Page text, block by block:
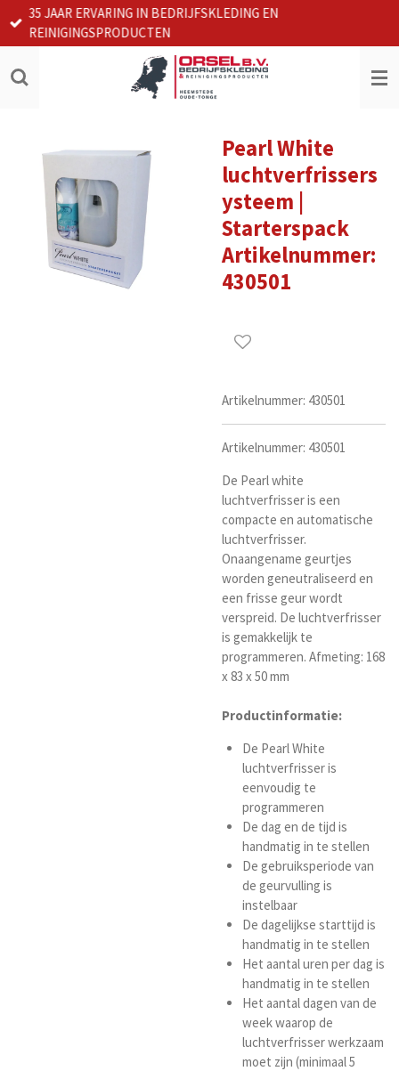
Ga
direct
de
35 JAAR ERVARING IN BEDRIJFSKLEDING EN
REINIGINGSPRODUCTEN
Pearl White
luchtverfrissers
ysteem |
Starterspack
Artikelnummer:
430501
Artikelnummer: 430501
Artikelnummer: 430501
De Pearl white
luchtverfrisser is een
compacte en automatische
luchtverfrisser.
Onaangename geurtjes
worden geneutraliseerd en
een frisse geur wordt
verspreid. De luchtverfrisser
is gemakkelijk te
programmeren. Afmeting: 168
x 83 x 50 mm
Productinformatie:
De Pearl White
luchtverfrisser is
eenvoudig te
programmeren
De dag en de tijd is
handmatig in te stellen
De gebruiksperiode van
de geurvulling is
instelbaar
De dagelijkse starttijd is
handmatig in te stellen
Het aantal uren per dag is
handmatig in te stellen
Het aantal dagen van de
week waarop de
luchtverfrisser werkzaam
moet zijn (minimaal 5